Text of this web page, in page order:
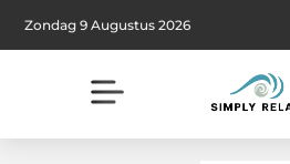
Zondag 9 Augustus 2026